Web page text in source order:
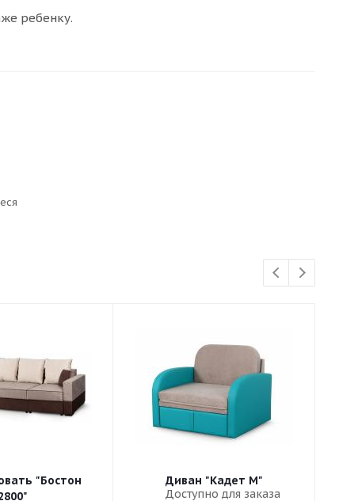
ребенку.
"Бостон
Диван "Кадет М"
Доступно для заказа